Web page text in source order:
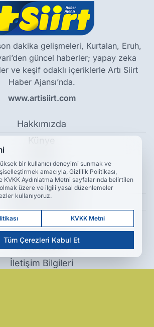
dakika gelişmeleri, Kurtalan, Eruh,
güncel haberler; yapay zeka
ve keşif odaklı içeriklerle Artı Siirt
Haber Ajansı’nda.
www.artisiirt.com
Hakkımızda
Künye
Kullanım Koşulları
Gizlilik Politikası
Çerez Politikası
KVKK Metni
İletişim Bilgileri
bir kullanıcı deneyimi sunmak ve
amacıyla, Gizlilik Politikası,
KVKK Aydınlatma Metni sayfalarında belirtilen
olmak üzere ve ilgili yasal düzenlemeler
kullanıyoruz.
KVKK Metni
Tüm Çerezleri Kabul Et